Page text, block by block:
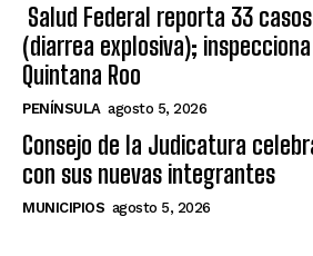
Salud Federal reporta 33
(diarrea explosiva);
Quintana Roo
PENÍNSULA agosto 5, 2026
Consejo de la Judicatura
con sus nuevas integrantes
MUNICIPIOS agosto 5, 2026